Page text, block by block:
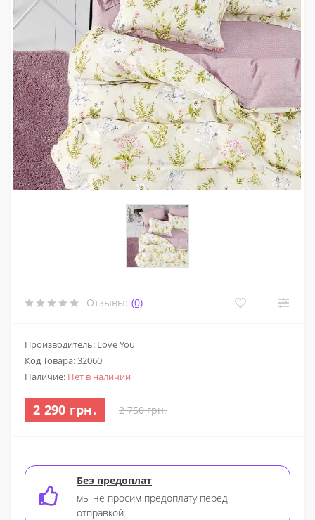
Отзывы: (0)
Производитель: Love You
Код Товара:32060
Наличие: Нет в наличии
2 290 грн. 2 750 грн.
Без предоплат
мы не просим предоплату перед
отправкой